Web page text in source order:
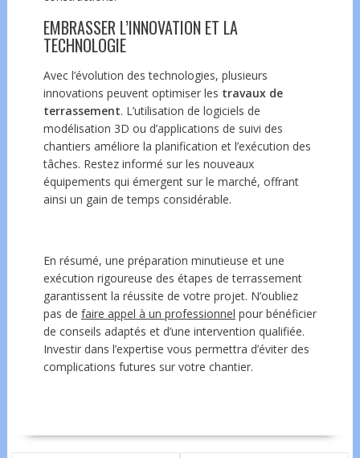
EMBRASSER L’INNOVATION ET LA
TECHNOLOGIE
Avec l’évolution des technologies, plusieurs
innovations peuvent optimiser les travaux de
terrassement. L’utilisation de logiciels de
modélisation 3D ou d’applications de suivi des
chantiers améliore la planification et l’exécution des
tâches. Restez informé sur les nouveaux
équipements qui émergent sur le marché, offrant
ainsi un gain de temps considérable.
En résumé, une préparation minutieuse et une
exécution rigoureuse des étapes de terrassement
garantissent la réussite de votre projet. N’oubliez
pas de faire appel à un professionnel pour bénéficier
de conseils adaptés et d’une intervention qualifiée.
Investir dans l’expertise vous permettra d’éviter des
complications futures sur votre chantier.